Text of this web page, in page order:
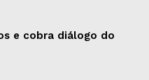
e cobra diálogo do